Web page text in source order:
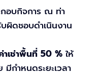
อบกิจการ ณ ท่า
ผิดชอบดำเนินงาน
เช่าพื้นที่ 50 %ให้
มีกำหนดระยะเวลา